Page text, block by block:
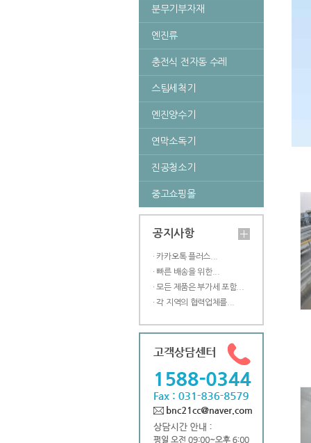
분무기부자재
엔진류
충전식 전자동 수레
스팀세척기
엔진양수기
연막소독기
진공청소기
중고쇼핑몰
공지사항
· 카카오톡 플러스...
· 빠른 배송을 위한...
· 모든 제품은 부가세 포함...
· 각 지역의 협력업체를...